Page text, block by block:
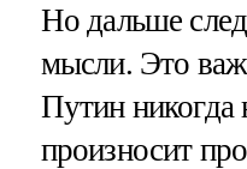
Но дальше
мысли. Это
Путин никогда
произносит